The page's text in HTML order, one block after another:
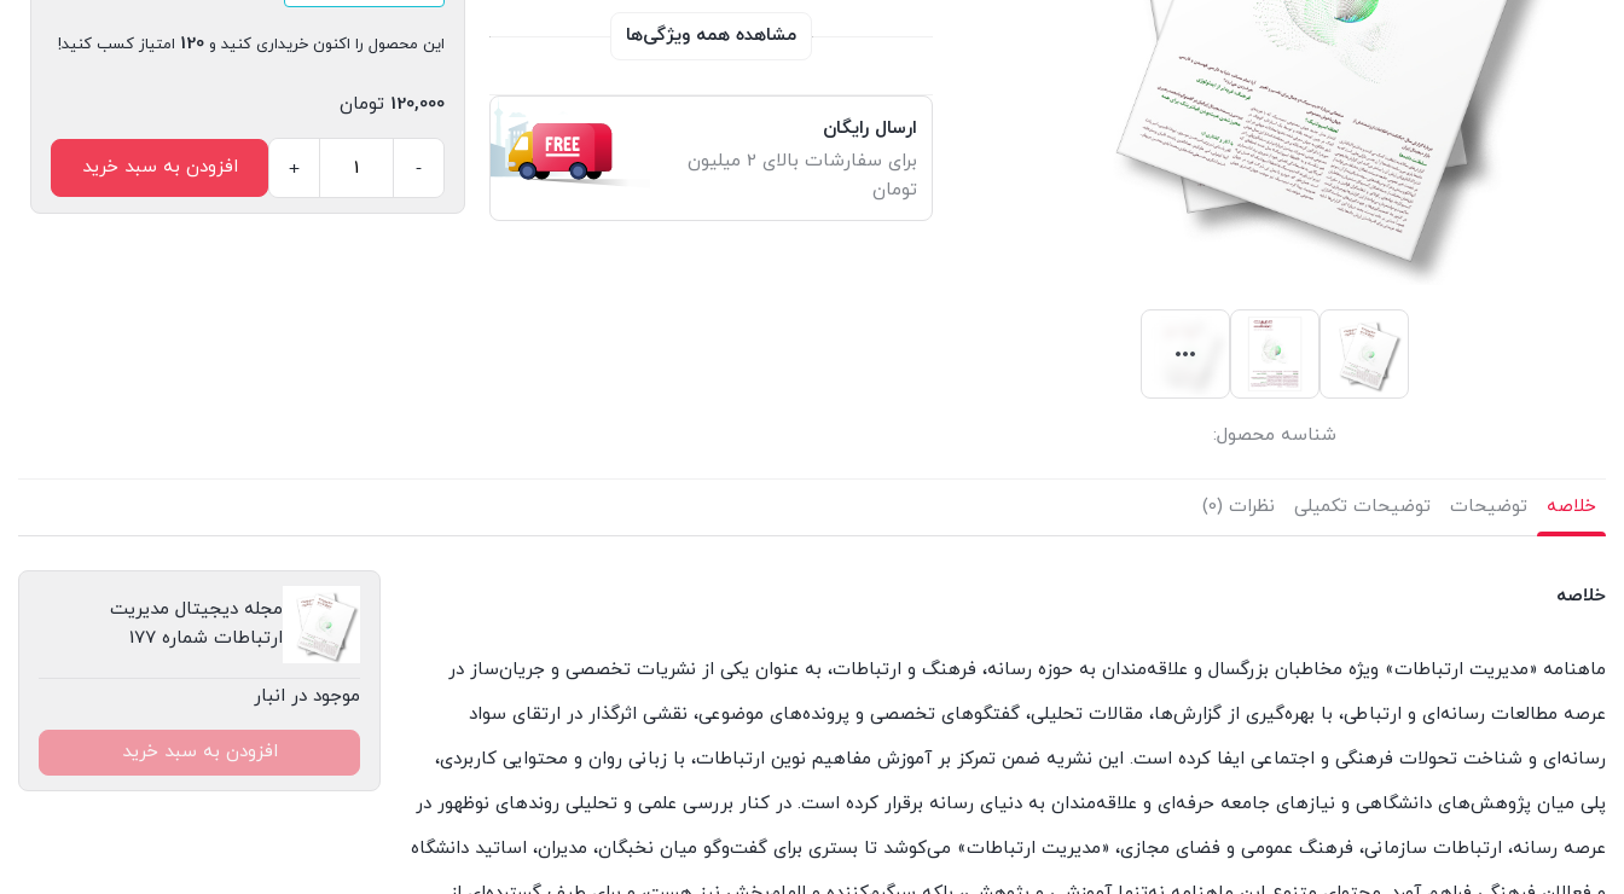
شناسه محصول:
مشاهده همه ویژگی‌ها
ارسال رایگان
برای سفارشات بالای 2 میلیون
تومان
این محصول را اکنون خریداری کنید و 120 امتیاز کسب کنید!
120,000 تومان
دیجیتال
-
+ افزودن به سبد خرید
خلاصه توضیحات توضیحات تکمیلی نظرات (0)
خلاصه
ماهنامه «مدیریت ارتباطات» ویژه مخاطبان بزرگسال و علاقه‌مندان به حوزه رسانه، فرهنگ و ارتباطات، به عنوان یکی از نشریات تخصصی و جریان‌ساز در
عرصه مطالعات رسانه‌ای و ارتباطی، با بهره‌گیری از گزارش‌ها، مقالات تحلیلی، گفتگوهای تخصصی و پرونده‌های موضوعی، نقشی اثرگذار در ارتقای سواد
رسانه‌ای و شناخت تحولات فرهنگی و اجتماعی ایفا کرده است. این نشریه ضمن تمرکز بر آموزش مفاهیم نوین ارتباطات، با زبانی روان و محتوایی کاربردی،
پلی میان پژوهش‌های دانشگاهی و نیازهای جامعه حرفه‌ای و علاقه‌مندان به دنیای رسانه برقرار کرده است. در کنار بررسی علمی و تحلیلی روندهای نوظهور در
عرصه رسانه، ارتباطات سازمانی، فرهنگ عمومی و فضای مجازی، «مدیریت ارتباطات» می‌کوشد تا بستری برای گفت‌وگو میان نخبگان، مدیران، اساتید دانشگاه
مجله دیجیتال مدیریت
ارتباطات شماره 177
موجود در انبار
افزودن به سبد خرید